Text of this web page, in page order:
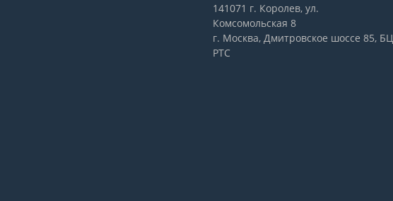
141071 г. Королев, ул.
Комсомольская 8
г. Москва, Дмитровское шоссе 85, БЦ
РТС